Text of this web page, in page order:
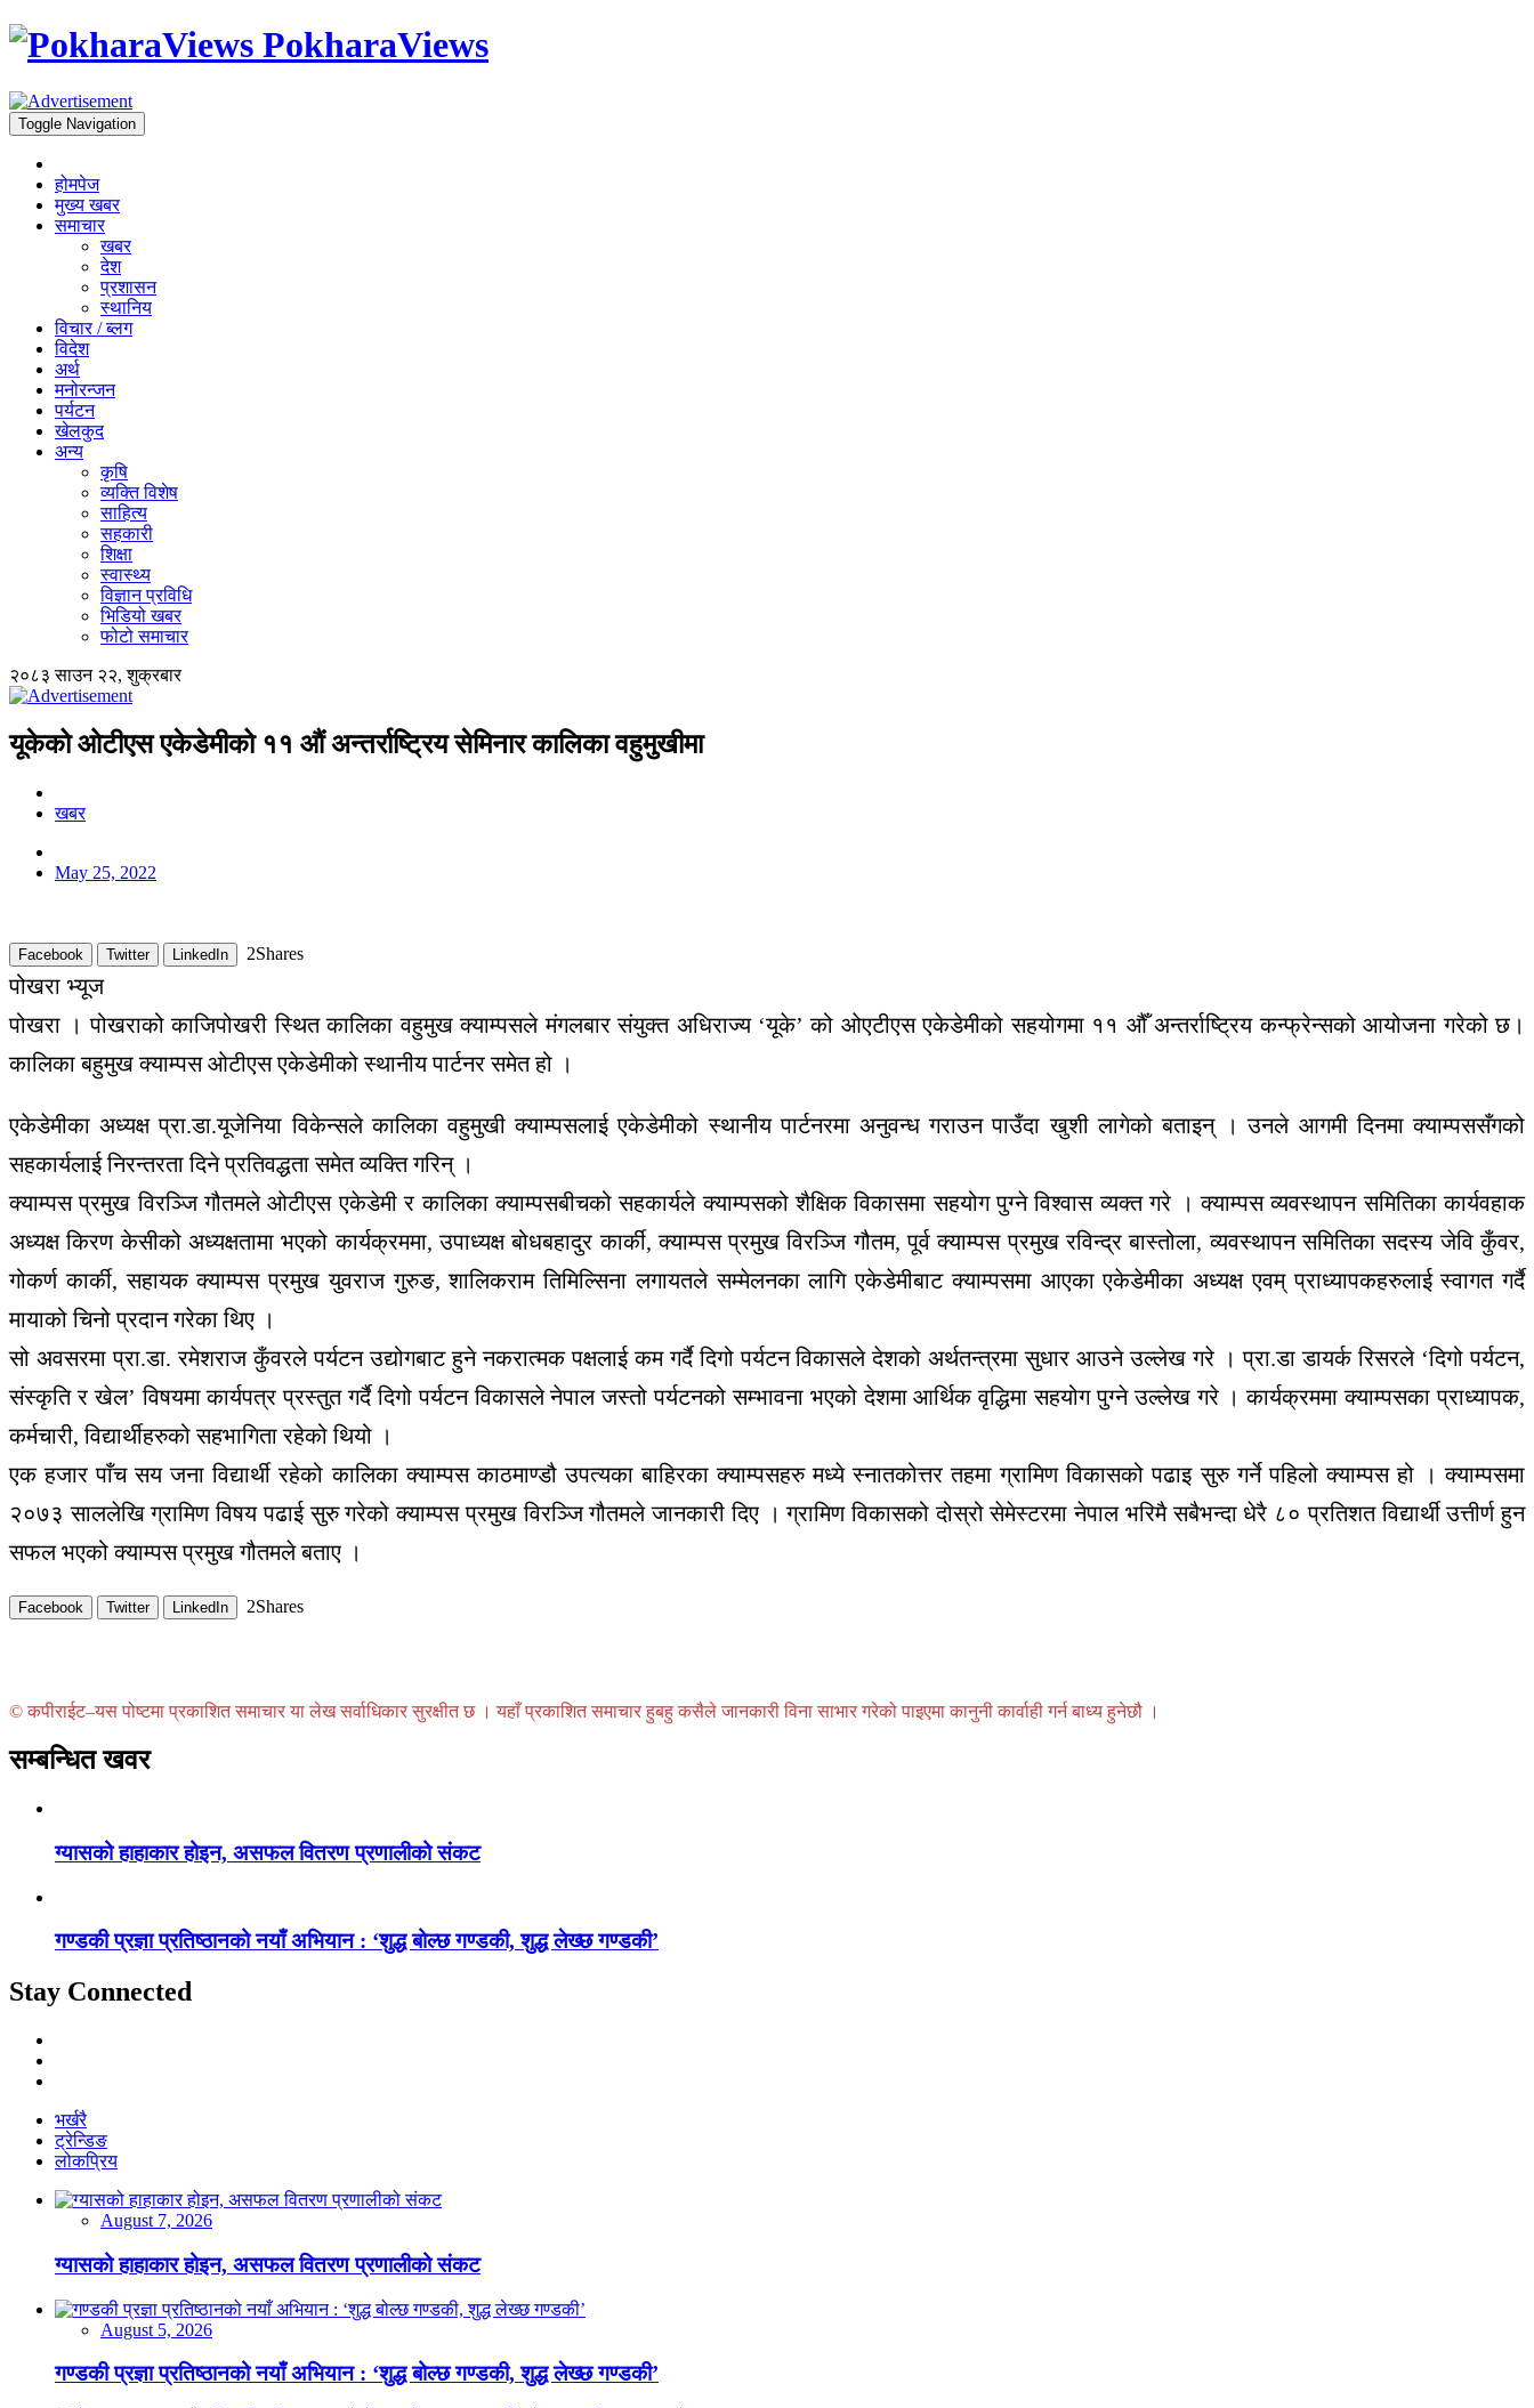
PokharaViews
Toggle Navigation
होमपेज
मुख्य खबर
समाचार
खबर
देश
प्रशासन
स्थानिय
विचार / ब्लग
विदेश
अर्थ
मनोरन्जन
पर्यटन
खेलकुद
अन्य
कृषि
व्यक्ति विशेष
साहित्य
सहकारी
शिक्षा
स्वास्थ्य
विज्ञान प्रविधि
भिडियो खबर
फोटो समाचार
२०८३ साउन २२, शुक्रबार
यूकेको ओटीएस एकेडेमीको ११ औं अन्तर्राष्ट्रिय सेमिनार कालिका वहुमुखीमा
खबर
May 25, 2022
Facebook Twitter LinkedIn 2Shares
पोखरा भ्यूज
पोखरा । पोखराको काजिपोखरी स्थित कालिका वहुमुख क्याम्पसले मंगलबार संयुक्त अधिराज्य ‘यूके’ को ओएटीएस एकेडेमीको सहयोगमा ११ औँ अन्तर्राष्ट्रिय कन्फ्रेन्सको आयोजना गरेको छ।
कालिका बहुमुख क्याम्पस ओटीएस एकेडेमीको स्थानीय पार्टनर समेत हो ।
एकेडेमीका अध्यक्ष प्रा.डा.यूजेनिया विकेन्सले कालिका वहुमुखी क्याम्पसलाई एकेडेमीको स्थानीय पार्टनरमा अनुवन्ध गराउन पाउँदा खुशी लागेको बताइन् । उनले आगमी दिनमा क्याम्पससँगको
सहकार्यलाई निरन्तरता दिने प्रतिवद्धता समेत व्यक्ति गरिन् ।
क्याम्पस प्रमुख विरञ्जि गौतमले ओटीएस एकेडेमी र कालिका क्याम्पसबीचको सहकार्यले क्याम्पसको शैक्षिक विकासमा सहयोग पुग्ने विश्वास व्यक्त गरे । क्याम्पस व्यवस्थापन समितिका कार्यवहाक
अध्यक्ष किरण केसीको अध्यक्षतामा भएको कार्यक्रममा, उपाध्यक्ष बोधबहादुर कार्की, क्याम्पस प्रमुख विरञ्जि गौतम, पूर्व क्याम्पस प्रमुख रविन्द्र बास्तोला, व्यवस्थापन समितिका सदस्य जेवि कुँवर,
गोकर्ण कार्की, सहायक क्याम्पस प्रमुख युवराज गुरुङ, शालिकराम तिमिल्सिना लगायतले सम्मेलनका लागि एकेडेमीबाट क्याम्पसमा आएका एकेडेमीका अध्यक्ष एवम् प्राध्यापकहरुलाई स्वागत गर्दै
मायाको चिनो प्रदान गरेका थिए ।
सो अवसरमा प्रा.डा. रमेशराज कुँवरले पर्यटन उद्योगबाट हुने नकरात्मक पक्षलाई कम गर्दै दिगो पर्यटन विकासले देशको अर्थतन्त्रमा सुधार आउने उल्लेख गरे । प्रा.डा डायर्क रिसरले ‘दिगो पर्यटन,
संस्कृति र खेल’ विषयमा कार्यपत्र प्रस्तुत गर्दै दिगो पर्यटन विकासले नेपाल जस्तो पर्यटनको सम्भावना भएको देशमा आर्थिक वृद्धिमा सहयोग पुग्ने उल्लेख गरे । कार्यक्रममा क्याम्पसका प्राध्यापक,
कर्मचारी, विद्यार्थीहरुको सहभागिता रहेको थियो ।
एक हजार पाँच सय जना विद्यार्थी रहेको कालिका क्याम्पस काठमाण्डौ उपत्यका बाहिरका क्याम्पसहरु मध्ये स्नातकोत्तर तहमा ग्रामिण विकासको पढाइ सुरु गर्ने पहिलो क्याम्पस हो । क्याम्पसमा
२०७३ साललेखि ग्रामिण विषय पढाई सुरु गरेको क्याम्पस प्रमुख विरञ्जि गौतमले जानकारी दिए । ग्रामिण विकासको दोस्रो सेमेस्टरमा नेपाल भरिमै सबैभन्दा धेरै ८० प्रतिशत विद्यार्थी उत्तीर्ण हुन
सफल भएको क्याम्पस प्रमुख गौतमले बताए ।
Facebook Twitter LinkedIn 2Shares
© कपीराईट–यस पोष्टमा प्रकाशित समाचार या लेख सर्वाधिकार सुरक्षीत छ । यहाँ प्रकाशित समाचार हुबहु कसैले जानकारी विना साभार गरेको पाइएमा कानुनी कार्वाही गर्न बाध्य हुनेछौ ।
सम्बन्धित खवर
ग्यासको हाहाकार होइन, असफल वितरण प्रणालीको संकट
गण्डकी प्रज्ञा प्रतिष्ठानको नयाँ अभियान : ‘शुद्ध बोल्छ गण्डकी, शुद्ध लेख्छ गण्डकी’
Stay Connected
भर्खरै
ट्रेन्डिङ
लोकप्रिय
August 7, 2026
ग्यासको हाहाकार होइन, असफल वितरण प्रणालीको संकट
August 5, 2026
गण्डकी प्रज्ञा प्रतिष्ठानको नयाँ अभियान : ‘शुद्ध बोल्छ गण्डकी, शुद्ध लेख्छ गण्डकी’